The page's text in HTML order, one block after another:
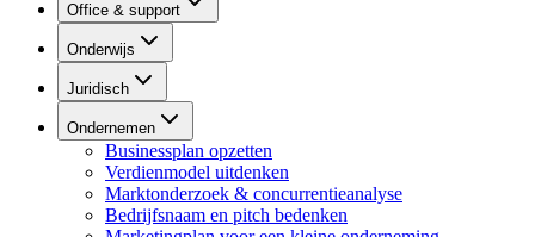
Office & support
Onderwijs
Juridisch
Ondernemen
Businessplan opzetten
Verdienmodel uitdenken
Marktonderzoek & concurrentieanalyse
Bedrijfsnaam en pitch bedenken